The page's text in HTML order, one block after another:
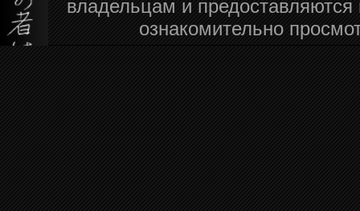
владельцам и
ознакомительно